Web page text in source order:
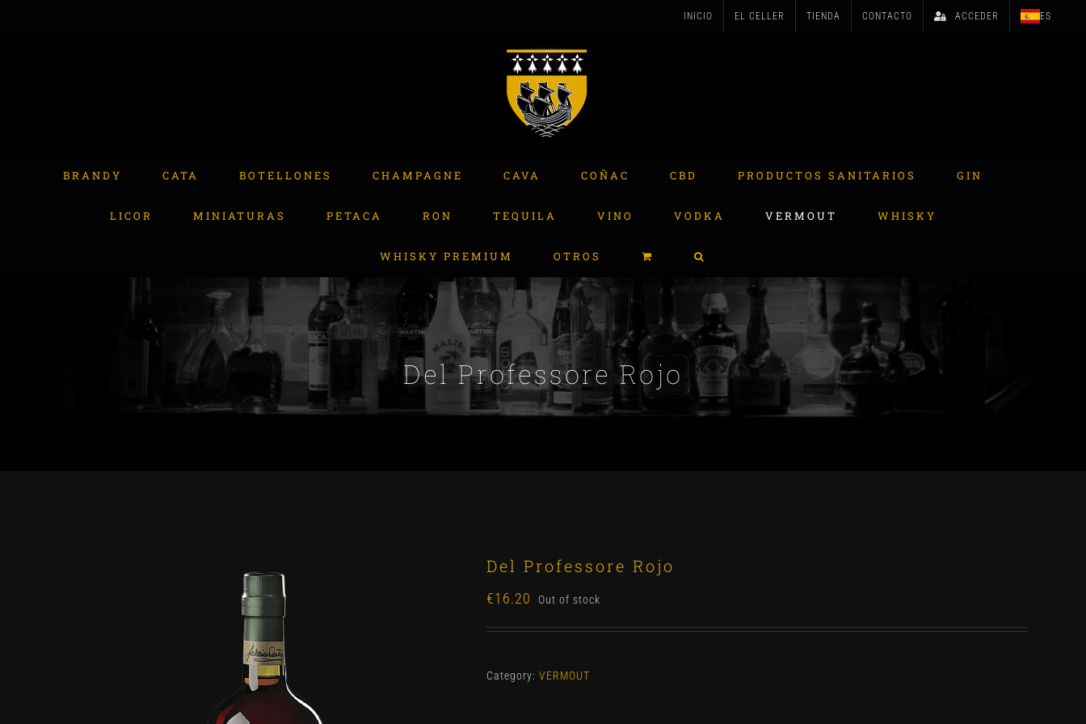
INICIO EL CELLER TIENDA CONTACTO ACCEDER ES
BRANDY CATA BOTELLONES CHAMPAGNE CAVA COÑAC CBD PRODUCTOS SANITARIOS GIN
LICOR MINIATURAS PETACA RON TEQUILA VINO VODKA VERMOUT WHISKY
WHISKY PREMIUM OTROS
Del Professore Rojo
Del Professore Rojo
€16.20 Out of stock
Category: VERMOUT